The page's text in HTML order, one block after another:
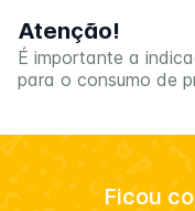
Atenção!
É importante a
para o consumo de
Ficou